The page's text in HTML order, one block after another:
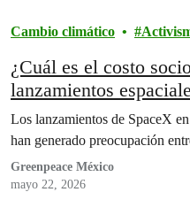
Cambio climático
¿Cuál es el costo
lanzamientos
Los lanzamientos de SpaceX
han generado preocupación
Greenpeace México
mayo 22, 2026